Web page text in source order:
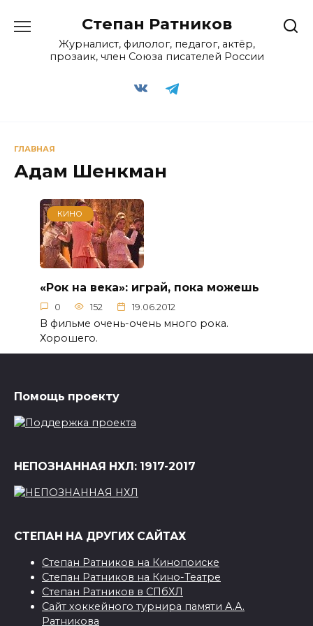
содержанию
Степан Ратников
Журналист, филолог, педагог, актёр,
прозаик, член Союза писателей России
ГЛАВНАЯ
Адам Шенкман
КИНО
«Рок на века»: играй, пока можешь
0 152 19.06.2012
В фильме очень-очень много рока.
Хорошего.
Помощь проекту
НЕПОЗНАННАЯ НХЛ: 1917-2017
СТЕПАН НА ДРУГИХ САЙТАХ
Степан Ратников на Кинопоиске
Степан Ратников на Кино-Театре
Степан Ратников в СПбХЛ
Сайт хоккейного турнира памяти А.А.
Ратникова